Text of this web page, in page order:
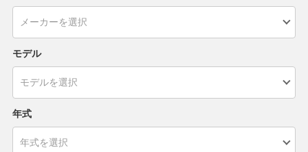
モデル
年式